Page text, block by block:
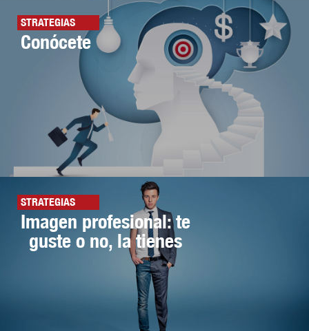
STRATEGIAS
Conócete
STRATEGIAS
Imagen profesional: te
guste o no, la tienes